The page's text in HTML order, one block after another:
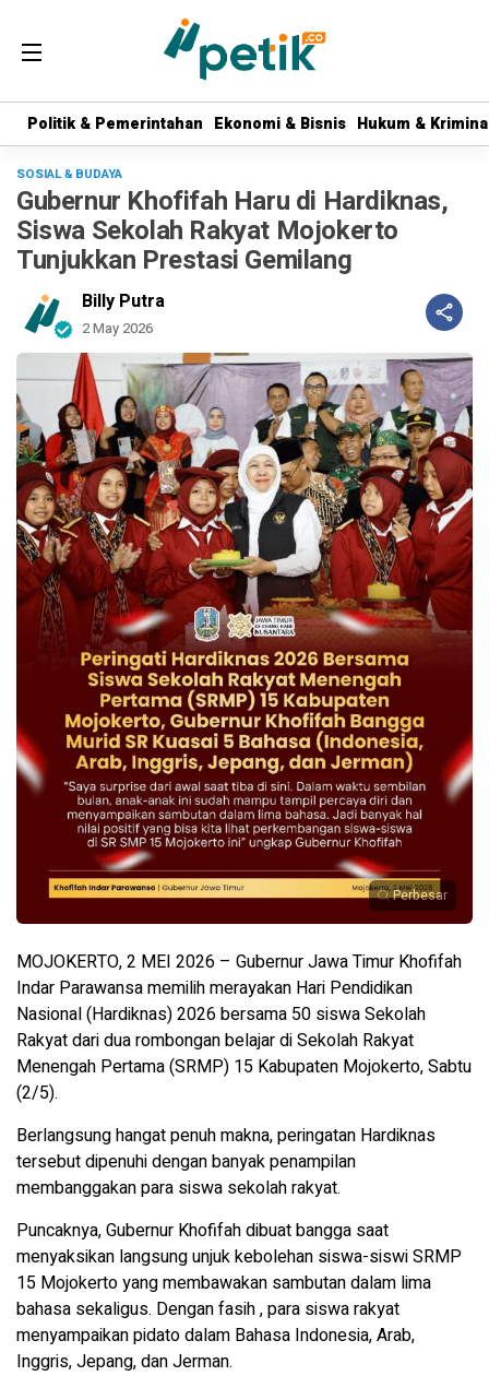
Politik & Pemerintahan Ekonomi & Bisnis Hukum &
Politik & Pemerintahan Ekonomi & Bisnis Hukum &
SOSIAL & BUDAYA
Gubernur Khofifah Haru di Hardiknas,
Siswa Sekolah Rakyat Mojokerto
Tunjukkan Prestasi Gemilang
Billy Putra
2 May 2026
Perbesar
MOJOKERTO, 2 MEI 2026 – Gubernur Jawa Timur Khofifah
Indar Parawansa memilih merayakan Hari Pendidikan
Nasional (Hardiknas) 2026 bersama 50 siswa Sekolah
Rakyat dari dua rombongan belajar di Sekolah Rakyat
Menengah Pertama (SRMP) 15 Kabupaten Mojokerto, Sabtu
(2/5).
Berlangsung hangat penuh makna, peringatan Hardiknas
tersebut dipenuhi dengan banyak penampilan
membanggakan para siswa sekolah rakyat.
Puncaknya, Gubernur Khofifah dibuat bangga saat
menyaksikan langsung unjuk kebolehan siswa-siswi SRMP
15 Mojokerto yang membawakan sambutan dalam lima
bahasa sekaligus. Dengan fasih , para siswa rakyat
menyampaikan pidato dalam Bahasa Indonesia, Arab,
Inggris, Jepang, dan Jerman.